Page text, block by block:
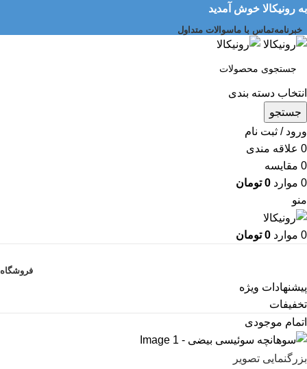
به رونیکالا خوش آمدید
خبرنامهتماس با ماسوالات متداول
انتخاب دسته بندی
جستجو
ورود / ثبت نام
0 علاقه مندی
0 مقایسه
0 موارد 0 تومان
منو
0 موارد 0 تومان
فروشگاه
پیشنهادات ویژه
تخفیفات
اتمام موجودی
بزرگنمایی تصویر